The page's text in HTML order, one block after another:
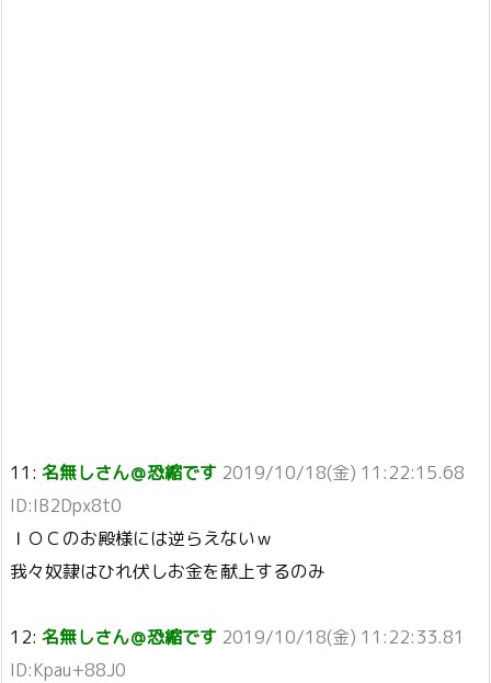
11: 名無しさん＠恐縮です 2019/10/18(金) 11:22:15.68
ID:IB2Dpx8t0
ＩＯＣのお殿様には逆らえないｗ
我々奴隷はひれ伏しお金を献上するのみ
12: 名無しさん＠恐縮です 2019/10/18(金) 11:22:33.81
ID:Kpau+88J0